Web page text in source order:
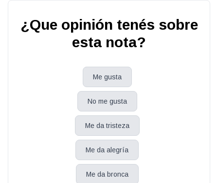
¿Que opinión tenés sobre
esta nota?
Me gusta
No me gusta
Me da tristeza
Me da alegría
Me da bronca